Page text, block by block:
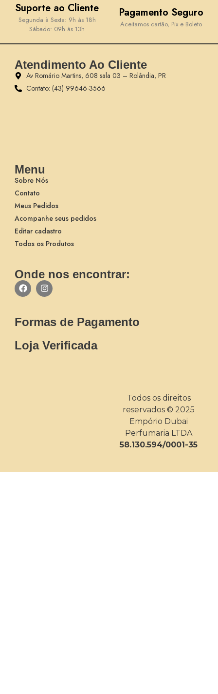
Suporte ao Cliente
Segunda à Sexta: 9h às 18h
Sábado: 09h às 13h
Pagamento Seguro
Aceitamos cartão, Pix e Boleto
Atendimento Ao Cliente
Av Romário Martins, 608 sala 03 – Rolândia, PR
Contato: (43) 99646-3566
Menu
Sobre Nós
Contato
Meus Pedidos
Acompanhe seus pedidos
Editar cadastro
Todos os Produtos
Onde nos encontrar:
Formas de Pagamento
Loja Verificada
Todos os direitos
reservados © 2025
Empório Dubai
Perfumaria LTDA
58.130.594/0001-35